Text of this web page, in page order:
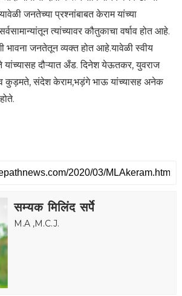
जनतेच्या प्रश्नांबाबत केराम यांच्या
त्यांच्यावर कौतुकाचा वर्षाव होत आहे.
भावना जनतेतून व्यक्त होत आहे.यावेळी स्वीय
दौऱ्यात अँड. दिनेश येऊतकर, युवराज
कुड़मते, संदेश केराम,भड़ंगे भाऊ यांच्यासह अनेक
सम्यक मिलिंद सर्पे
M.A ,M.C.J.